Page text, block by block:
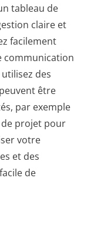
tableau de
claire et
facilement
communication
des
être
par exemple
projet pour
votre
et des
de